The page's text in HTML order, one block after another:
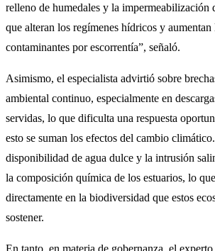
relleno de humedales y la impermeabilización
que alteran los regímenes hídricos y aumentan
contaminantes por escorrentía”, señaló.
Asimismo, el especialista advirtió sobre
ambiental continuo, especialmente en
servidas, lo que dificulta una respuesta
esto se suman los efectos del cambio
disponibilidad de agua dulce y la intrusión
la composición química de los estuarios, lo
directamente en la biodiversidad que estos
sostener.
En tanto, en materia de gobernanza, el experto